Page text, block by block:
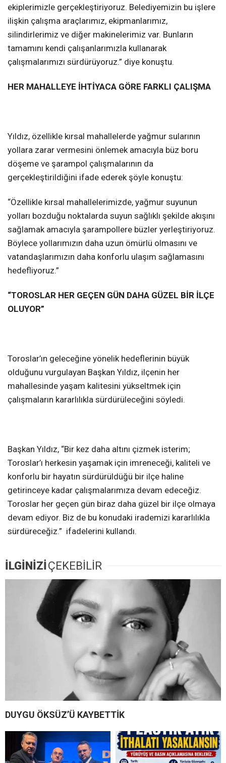
ekiplerimizle gerçekleştiriyoruz. Belediyemizin bu işlere
ilişkin çalışma araçlarımız, ekipmanlarımız,
silindirlerimiz ve diğer makinelerimiz var. Bunların
tamamını kendi çalışanlarımızla kullanarak
çalışmalarımızı sürdürüyoruz.” diye konuştu.
HER MAHALLEYE İHTİYACA GÖRE FARKLI ÇALIŞMA
Yıldız, özellikle kırsal mahallelerde yağmur sularının
yollara zarar vermesini önlemek amacıyla büz boru
döşeme ve şarampol çalışmalarının da
gerçekleştirildiğini ifade ederek şöyle konuştu:
“Özellikle kırsal mahallelerimizde, yağmur suyunun
yolları bozduğu noktalarda suyun sağlıklı şekilde akışını
sağlamak amacıyla şarampollere büzler yerleştiriyoruz.
Böylece yollarımızın daha uzun ömürlü olmasını ve
vatandaşlarımızın daha konforlu ulaşım sağlamasını
hedefliyoruz.”
“TOROSLAR HER GEÇEN GÜN DAHA GÜZEL BİR İLÇE
OLUYOR”
Toroslar’ın geleceğine yönelik hedeflerinin büyük
olduğunu vurgulayan Başkan Yıldız, ilçenin her
mahallesinde yaşam kalitesini yükseltmek için
çalışmaların kararlılıkla sürdürüleceğini söyledi.
Başkan Yıldız, “Bir kez daha altını çizmek isterim;
Toroslar’ı herkesin yaşamak için imreneceği, kaliteli ve
konforlu bir hayatın sürdürüldüğü bir ilçe haline
getirinceye kadar çalışmalarımıza devam edeceğiz.
Toroslar her geçen gün biraz daha güzel bir ilçe olmaya
devam ediyor. Biz de bu konudaki irademizi kararlılıkla
sürdüreceğiz.” ifadelerini kullandı.
İLGİNİZİÇEKEBİLİR
DUYGU ÖKSÜZ’Ü KAYBETTİK